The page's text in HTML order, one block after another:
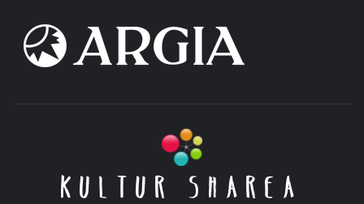
KULTUR SHAREA